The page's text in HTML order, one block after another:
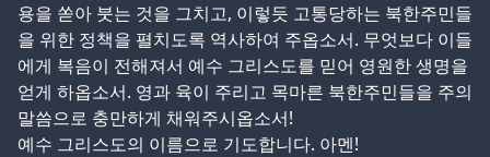
용을 쏟아 붓는 것을 그치고, 이렇듯 고통당하는 북한주민들
을 위한 정책을 펼치도록 역사하여 주옵소서. 무엇보다 이들
에게 복음이 전해져서 예수 그리스도를 믿어 영원한 생명을
얻게 하옵소서. 영과 육이 주리고 목마른 북한주민들을 주의
말씀으로 충만하게 채워주시옵소서!
예수 그리스도의 이름으로 기도합니다. 아멘!